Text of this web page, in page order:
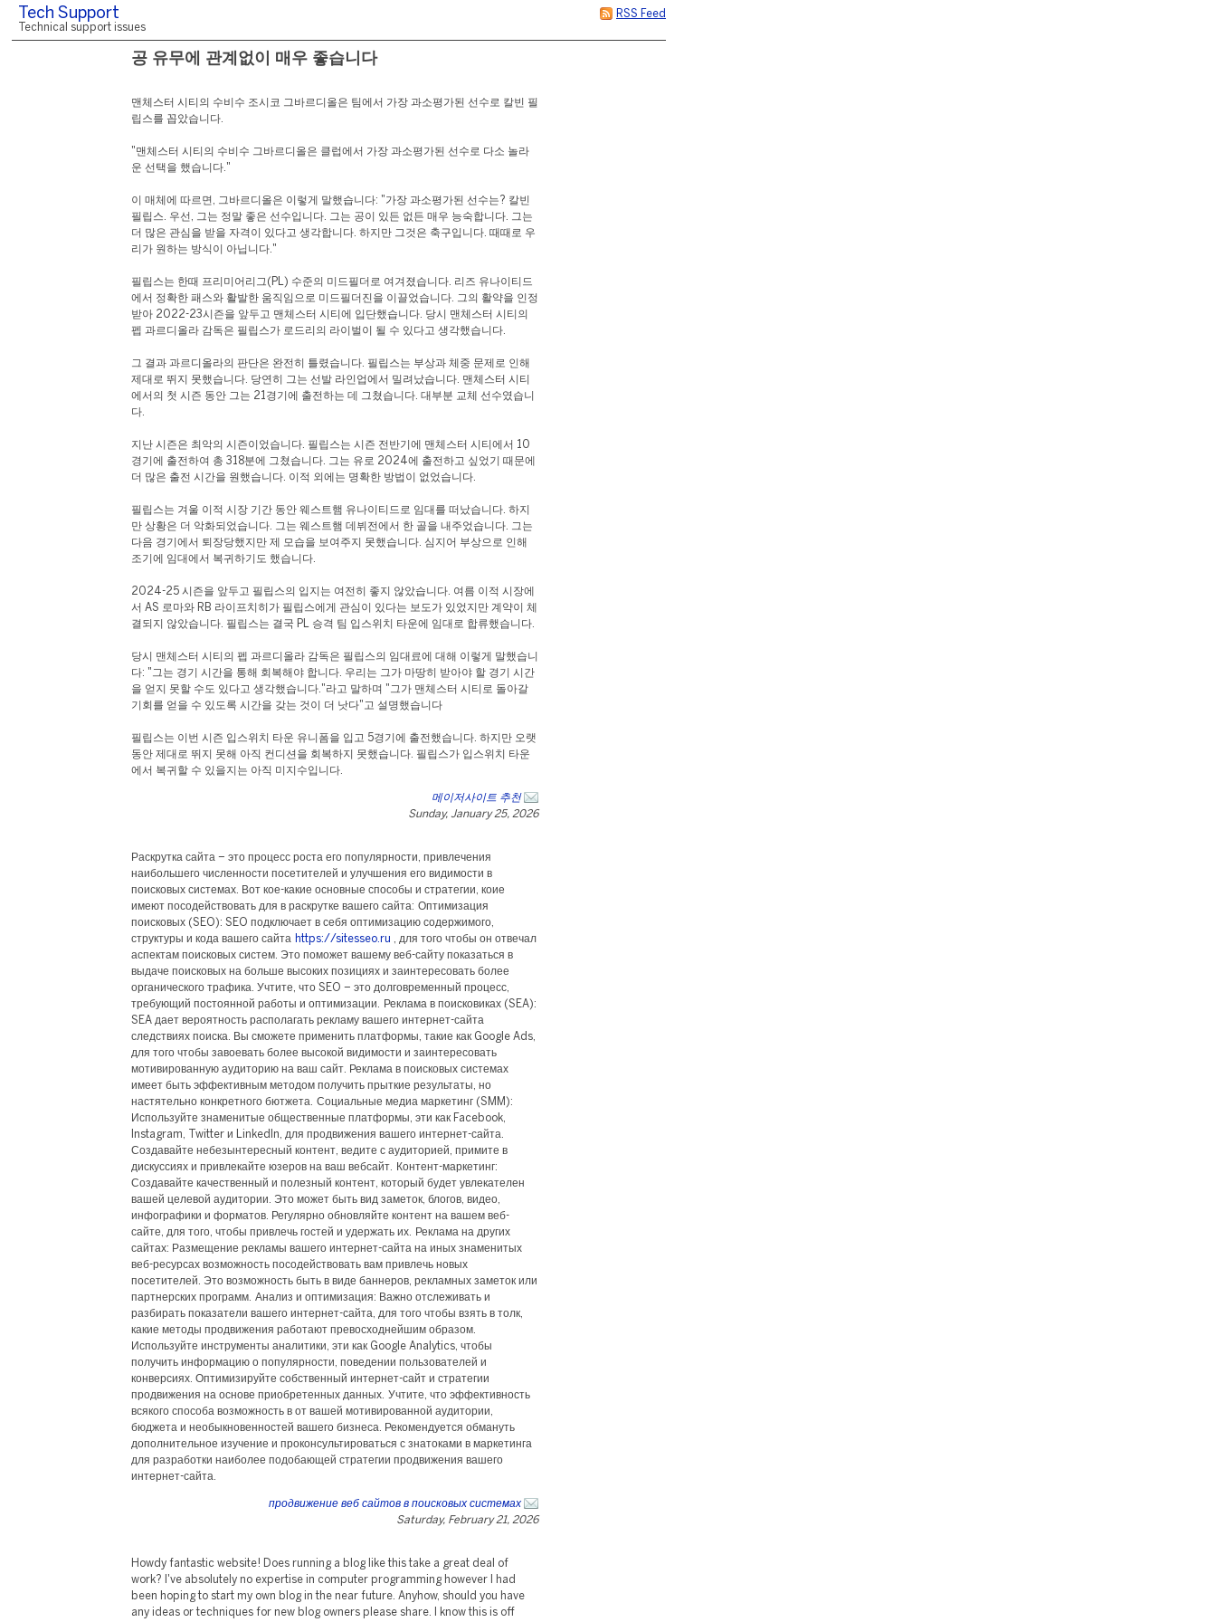
RSS Feed
Tech Support
Technical support issues
공 유무에 관계없이 매우 좋습니다
맨체스터 시티의 수비수 조시코 그바르디올은 팀에서 가장 과소평가된 선수로 칼빈 필
립스를 꼽았습니다.
"맨체스터 시티의 수비수 그바르디올은 클럽에서 가장 과소평가된 선수로 다소 놀라
운 선택을 했습니다."
이 매체에 따르면, 그바르디올은 이렇게 말했습니다: "가장 과소평가된 선수는? 칼빈
필립스. 우선, 그는 정말 좋은 선수입니다. 그는 공이 있든 없든 매우 능숙합니다. 그는
더 많은 관심을 받을 자격이 있다고 생각합니다. 하지만 그것은 축구입니다. 때때로 우
리가 원하는 방식이 아닙니다."
필립스는 한때 프리미어리그(PL) 수준의 미드필더로 여겨졌습니다. 리즈 유나이티드
에서 정확한 패스와 활발한 움직임으로 미드필더진을 이끌었습니다. 그의 활약을 인정
받아 2022-23시즌을 앞두고 맨체스터 시티에 입단했습니다. 당시 맨체스터 시티의
펩 과르디올라 감독은 필립스가 로드리의 라이벌이 될 수 있다고 생각했습니다.
그 결과 과르디올라의 판단은 완전히 틀렸습니다. 필립스는 부상과 체중 문제로 인해
제대로 뛰지 못했습니다. 당연히 그는 선발 라인업에서 밀려났습니다. 맨체스터 시티
에서의 첫 시즌 동안 그는 21경기에 출전하는 데 그쳤습니다. 대부분 교체 선수였습니
다.
지난 시즌은 최악의 시즌이었습니다. 필립스는 시즌 전반기에 맨체스터 시티에서 10
경기에 출전하여 총 318분에 그쳤습니다. 그는 유로 2024에 출전하고 싶었기 때문에
더 많은 출전 시간을 원했습니다. 이적 외에는 명확한 방법이 없었습니다.
필립스는 겨울 이적 시장 기간 동안 웨스트햄 유나이티드로 임대를 떠났습니다. 하지
만 상황은 더 악화되었습니다. 그는 웨스트햄 데뷔전에서 한 골을 내주었습니다. 그는
다음 경기에서 퇴장당했지만 제 모습을 보여주지 못했습니다. 심지어 부상으로 인해
조기에 임대에서 복귀하기도 했습니다.
2024-25 시즌을 앞두고 필립스의 입지는 여전히 좋지 않았습니다. 여름 이적 시장에
서 AS 로마와 RB 라이프치히가 필립스에게 관심이 있다는 보도가 있었지만 계약이 체
결되지 않았습니다. 필립스는 결국 PL 승격 팀 입스위치 타운에 임대로 합류했습니다.
당시 맨체스터 시티의 펩 과르디올라 감독은 필립스의 임대료에 대해 이렇게 말했습니
다: "그는 경기 시간을 통해 회복해야 합니다. 우리는 그가 마땅히 받아야 할 경기 시간
을 얻지 못할 수도 있다고 생각했습니다."라고 말하며 "그가 맨체스터 시티로 돌아갈
기회를 얻을 수 있도록 시간을 갖는 것이 더 낫다"고 설명했습니다
필립스는 이번 시즌 입스위치 타운 유니폼을 입고 5경기에 출전했습니다. 하지만 오랫
동안 제대로 뛰지 못해 아직 컨디션을 회복하지 못했습니다. 필립스가 입스위치 타운
에서 복귀할 수 있을지는 아직 미지수입니다.
메이저사이트 추천
Sunday, January 25, 2026
Раскрутка сайта – это процесс роста его популярности, привлечения
наибольшего численности посетителей и улучшения его видимости в
поисковых системах. Вот кое-какие основные способы и стратегии, коие
имеют посодействовать для в раскрутке вашего сайта: Оптимизация
поисковых (SEO): SEO подключает в себя оптимизацию содержимого,
структуры и кода вашего сайта
https://sitesseo.ru , для того чтобы он отвечал
аспектам поисковых систем. Это поможет вашему веб-сайту показаться в
выдаче поисковых на больше высоких позициях и заинтересовать более
органического трафика. Учтите, что SEO – это долговременный процесс,
требующий постоянной работы и оптимизации. Реклама в поисковиках (SEA):
SEA дает вероятность располагать рекламу вашего интернет-сайта
следствиях поиска. Вы сможете применить платформы, такие как Google Ads,
для того чтобы завоевать более высокой видимости и заинтересовать
мотивированную аудиторию на ваш сайт. Реклама в поисковых системах
имеет быть эффективным методом получить прыткие результаты, но
настятельно конкретного бютжета. Социальные медиа маркетинг (SMM):
Используйте знаменитые общественные платформы, эти как Facebook,
Instagram, Twitter и LinkedIn, для продвижения вашего интернет-сайта.
Создавайте небезынтересный контент, ведите с аудиторией, примите в
дискуссиях и привлекайте юзеров на ваш вебсайт. Контент-маркетинг:
Создавайте качественный и полезный контент, который будет увлекателен
вашей целевой аудитории. Это может быть вид заметок, блогов, видео,
инфографики и форматов. Регулярно обновляйте контент на вашем веб-
сайте, для того, чтобы привлечь гостей и удержать их. Реклама на других
сайтах: Размещение рекламы вашего интернет-сайта на иных знаменитых
веб-ресурсах возможность посодействовать вам привлечь новых
посетителей. Это возможность быть в виде баннеров, рекламных заметок или
партнерских программ. Анализ и оптимизация: Важно отслеживать и
разбирать показатели вашего интернет-сайта, для того чтобы взять в толк,
какие методы продвижения работают превосходнейшим образом.
Используйте инструменты аналитики, эти как Google Analytics, чтобы
получить информацию о популярности, поведении пользователей и
конверсиях. Оптимизируйте собственный интернет-сайт и стратегии
продвижения на основе приобретенных данных. Учтите, что эффективность
всякого способа возможность в от вашей мотивированной аудитории,
бюджета и необыкновенностей вашего бизнеса. Рекомендуется обмануть
дополнительное изучение и проконсультироваться с знатоками в маркетинга
для разработки наиболее подобающей стратегии продвижения вашего
интернет-сайта.
продвижение веб сайтов в поисковых системах
Saturday, February 21, 2026
Howdy fantastic website! Does running a blog like this take a great deal of
work? I've absolutely no expertise in computer programming however I had
been hoping to start my own blog in the near future. Anyhow, should you have
any ideas or techniques for new blog owners please share. I know this is off